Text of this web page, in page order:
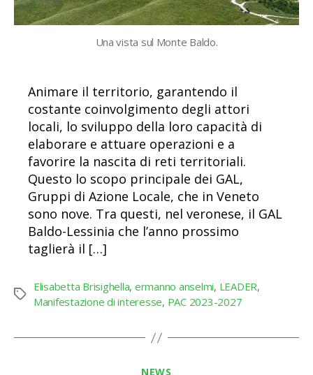
Una vista sul Monte Baldo.
Animare il territorio, garantendo il
costante coinvolgimento degli attori
locali, lo sviluppo della loro capacità di
elaborare e attuare operazioni e a
favorire la nascita di reti territoriali.
Questo lo scopo principale dei GAL,
Gruppi di Azione Locale, che in Veneto
sono nove. Tra questi, nel veronese, il GAL
Baldo-Lessinia che l’anno prossimo
taglierà il […]
Tag
Elisabetta Brisighella, ermanno anselmi, LEADER,
Manifestazione di interesse, PAC 2023-2027
Categorie
NEWS